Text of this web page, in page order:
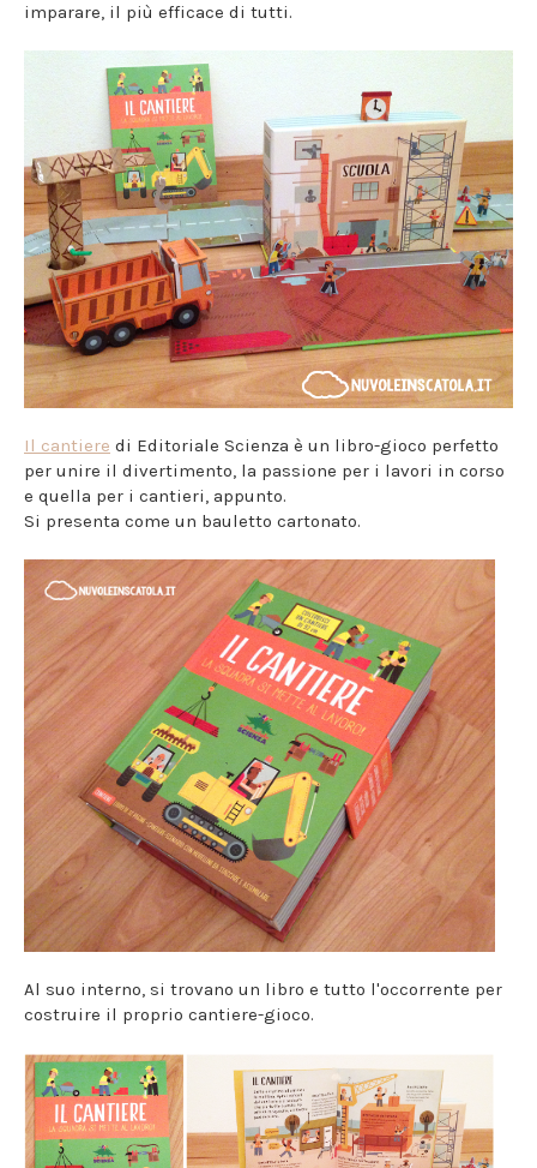
imparare, il più efficace di tutti.
Il cantiere di Editoriale Scienza è un libro-gioco perfetto
per unire il divertimento, la passione per i lavori in corso
e quella per i cantieri, appunto.
Si presenta come un bauletto cartonato.
Al suo interno, si trovano un libro e tutto l'occorrente per
costruire il proprio cantiere-gioco.